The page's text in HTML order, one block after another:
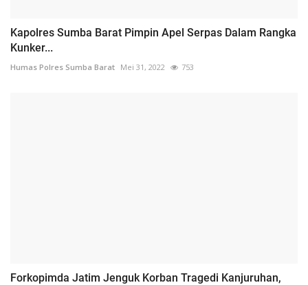
Kapolres Sumba Barat Pimpin Apel Serpas Dalam Rangka
Kunker...
Humas Polres Sumba Barat Mei 31, 2022 753
Forkopimda Jatim Jenguk Korban Tragedi Kanjuruhan,